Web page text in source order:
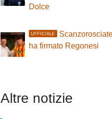
Dolce
UFFICIALE
ha firmato Regonesi
Altre notizie